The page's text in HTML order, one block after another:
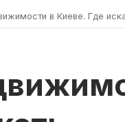
в Киеве. Где